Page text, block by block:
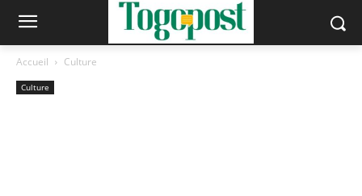
Accueil Culture
Culture